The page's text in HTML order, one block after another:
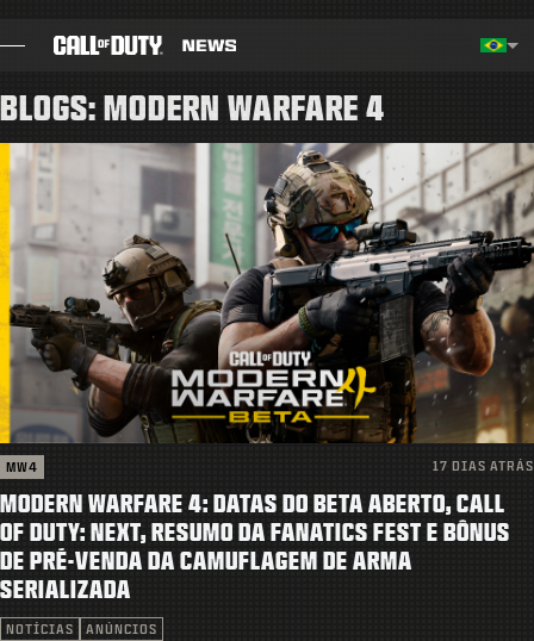
BLOG
NOTAS DO PATCH
JOGOS
NOTÍCIAS
STORE
ESPORTS
SUPORTE
ENTRAR INSCREVER-SE
BLOGS: MODERN WARFARE 4
MW4 17 DIAS ATRÁS
MODERN WARFARE 4: DATAS DO BETA ABERTO, CALL
OF DUTY: NEXT, RESUMO DA FANATICS FEST E BÔNUS
DE PRÉ-VENDA DA CAMUFLAGEM DE ARMA
SERIALIZADA
NOTÍCIAS ANÚNCIOS